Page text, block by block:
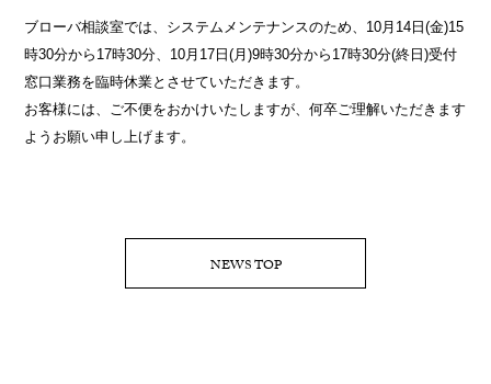
ブローバ相談室では、システムメンテナンスのため、10月14日(金)15
時30分から17時30分、10月17日(月)9時30分から17時30分(終日)受付
窓口業務を臨時休業とさせていただきます。
お客様には、ご不便をおかけいたしますが、何卒ご理解いただきます
ようお願い申し上げます。
NEWS TOP